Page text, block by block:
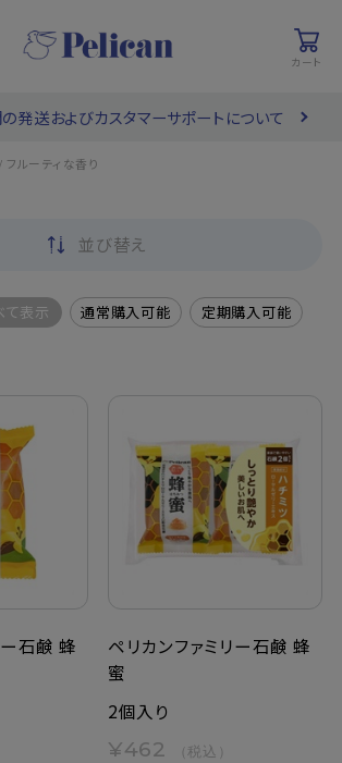
カート
/ 商品を探す
の発送およびカスタマーサポートについて
/ フルーティな香り
並び替え
て表示 通常購入可能 定期購入可能
石鹸 蜂
ペリカンファミリー石鹸 蜂
蜜
2個入り
¥462 （税込）